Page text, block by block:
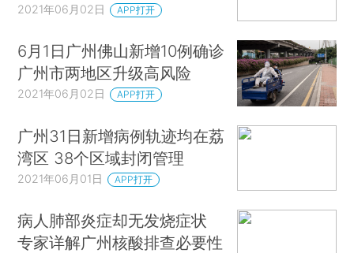
2021年06月02日 APP打开
6月1日广州佛山新增10例确诊
广州市两地区升级高风险
2021年06月02日 APP打开
广州31日新增病例轨迹均在荔
湾区 38个区域封闭管理
2021年06月01日 APP打开
病人肺部炎症却无发烧症状
专家详解广州核酸排查必要性